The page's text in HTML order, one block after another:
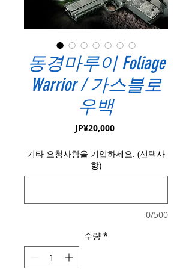
동경마루이 Foliage
Warrior / 가스블로
우백
JP¥20,000가
기타 요청사항을 기입하세요. (선택사
항)
0/500
수량 *